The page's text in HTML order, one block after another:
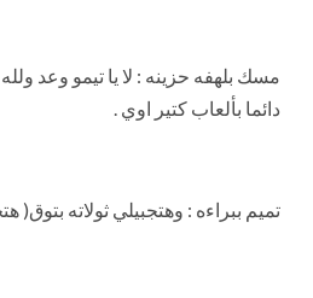
مسك بلهفه حزينه : لا يا تيمو وعد
دائما بألعاب كتير اوي .
تميم ببراءه : وهتجبيلي ثولاته بتوق(